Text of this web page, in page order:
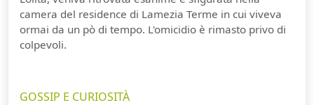
camera del residence di Lamezia Terme in cui viveva
ormai da un pò di tempo. L'omicidio è rimasto privo di
colpevoli.
GOSSIP E CURIOSITÀ